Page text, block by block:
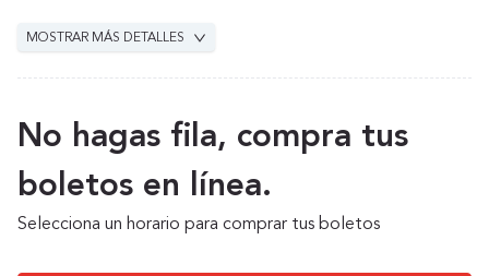
MOSTRAR MÁS DETALLES
No hagas fila, compra tus
boletos en línea.
Selecciona un horario para comprar tus boletos